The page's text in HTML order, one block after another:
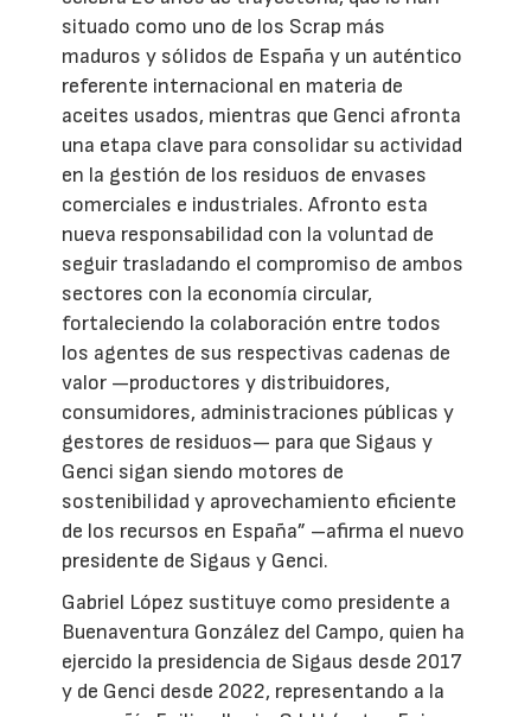
situado como uno de los Scrap más
maduros y sólidos de España y un auténtico
referente internacional en materia de
aceites usados, mientras que Genci afronta
una etapa clave para consolidar su actividad
en la gestión de los residuos de envases
comerciales e industriales. Afronto esta
nueva responsabilidad con la voluntad de
seguir trasladando el compromiso de ambos
sectores con la economía circular,
fortaleciendo la colaboración entre todos
los agentes de sus respectivas cadenas de
valor —productores y distribuidores,
consumidores, administraciones públicas y
gestores de residuos— para que Sigaus y
Genci sigan siendo motores de
sostenibilidad y aprovechamiento eficiente
de los recursos en España” –afirma el nuevo
presidente de Sigaus y Genci.
Gabriel López sustituye como presidente a
Buenaventura González del Campo, quien ha
ejercido la presidencia de Sigaus desde 2017
y de Genci desde 2022, representando a la